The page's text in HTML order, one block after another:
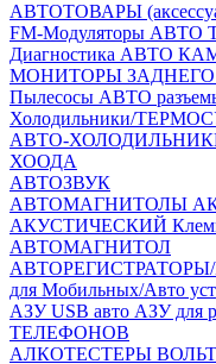
АВТОТОВАРЫ
FM-Модуляторы АВТО
Диагностика АВТО
МОНИТОРЫ
Пылесосы АВТО
Холодильники/
АВТО-
ХООДА
АВТОЗВУК
АВТОМАГНИТОЛЫ
АКУСТИЧЕСКИЙ
АВТОМАГНИТОЛ
для Мобильных/Авто
АЗУ USB авто АЗУ для
ТЕЛЕФОНОВ
АЛКОТЕСТЕРЫ